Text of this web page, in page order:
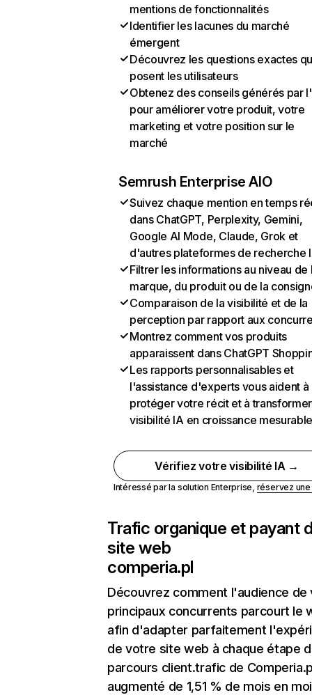
mentions de fonctionnalités
Identifier les lacunes du marché
émergent
Découvrez les questions exactes
posent les utilisateurs
Obtenez des conseils générés par
pour améliorer votre produit, votre
marketing et votre position sur le
marché
Semrush Enterprise AIO
Suivez chaque mention en temps
dans ChatGPT, Perplexity, Gemini,
Google AI Mode, Claude, Grok et
d'autres plateformes de recherche
Filtrer les informations au niveau de
marque, du produit ou de la
Comparaison de la visibilité et de la
perception par rapport aux
Montrez comment vos produits
apparaissent dans ChatGPT
Les rapports personnalisables et
l'assistance d'experts vous aident à
protéger votre récit et à
visibilité IA en croissance
Vérifiez votre visibilité IA →
Intéressé par la solution Enterprise, réservez
Trafic organique et payant
site web
comperia.pl
Découvrez comment l'audience de
principaux concurrents parcourt le
afin d'adapter parfaitement
de votre site web à chaque étape
parcours client.trafic de
augmenté de 1,51 % de mois en